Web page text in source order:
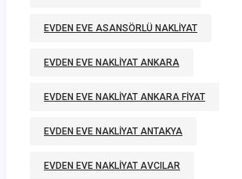
EVDEN EVE ASANSÖRLÜ NAKLIYAT
EVDEN EVE NAKLIYAT ANKARA
EVDEN EVE NAKLIYAT ANKARA FIYAT
EVDEN EVE NAKLIYAT ANTAKYA
EVDEN EVE NAKLIYAT AVCILAR